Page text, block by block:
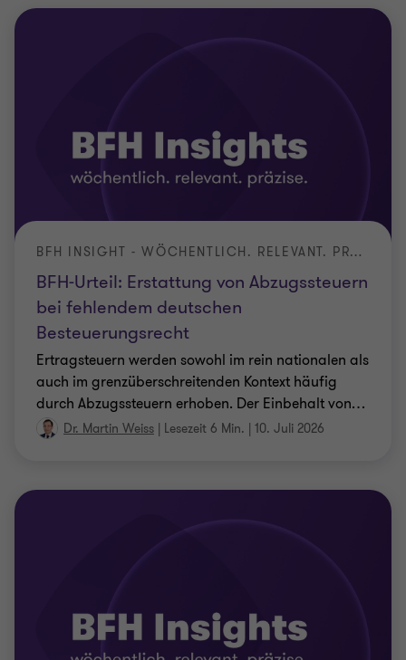
BFH-Urteil: Erstattung von Abzugssteuern
bei fehlendem deutschen
Besteuerungsrecht
BFH INSIGHT - WÖCHENTLICH. RELEVANT. PRÄZISE.
Ertragsteuern werden sowohl im rein nationalen als
auch im grenzüberschreitenden Kontext häufig
durch Abzugssteuern erhoben. Der Einbehalt von…
Dr. Martin Weiss | Lesezeit 6 Min. | 10. Juli 2026